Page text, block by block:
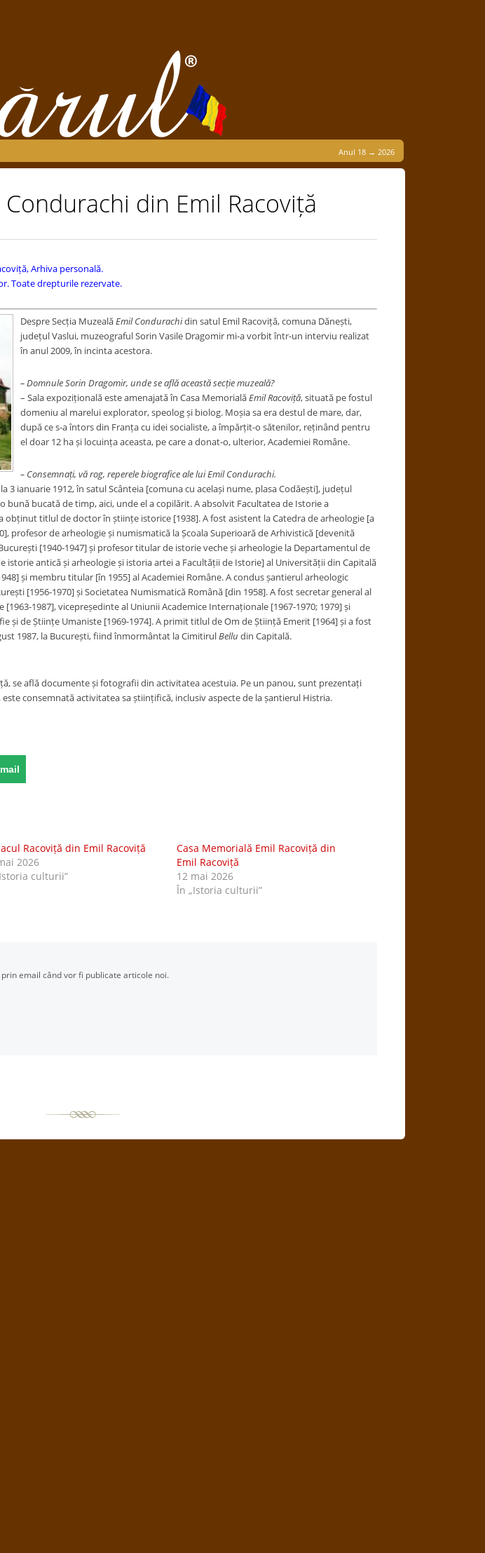
Anul 18 → 2026
din Emil Racoviță
Arhiva personală.
Toate drepturile rezervate.
Despre Secția MuzealăEmil Condurachidin satul Emil Racoviță, comuna Dănești,
județul Vaslui, muzeograful Sorin Vasile Dragomir mi-a vorbit într-un interviu realizat
în anul 2009, în incinta acestora.
– Domnule Sorin Dragomir, unde se află această secție muzeală?
– Sala expozițională este amenajată în Casa MemorialăEmil Racoviță, situată pe fostul
domeniu al marelui explorator, speolog și biolog. Moșia sa era destul de mare, dar,
după ce s-a întors din Franța cu idei socialiste, a împărțit-o sătenilor, reținând pentru
el doar 12 ha și locuința aceasta, pe care a donat-o, ulterior, Academiei Române.
– Consemnați, vă rog, reperele biografice ale lui Emil Condurachi.
3 ianuarie 1912, în satul Scânteia [comuna cu același nume, plasa Codăești], județul
bună bucată de timp, aici, unde el a copilărit.A absolvit Facultatea de Istorie a
obținut titlul de doctor în științe istorice [1938].A fost asistent la Catedra de arheologie [a
profesor de arheologie și numismatică la Școala Superioară de Arhivistică [devenită
[1940-1947] și profesor titular de istorie veche și arheologie la Departamentul de
istorie antică și arheologie și istoria artei a Facultății de Istorie] al Universității din Capitală
și membru titular [în 1955] al Academiei Române. A condusșantierul arheologic
[1956-1970] și Societatea Numismatică Română [din 1958]. A fost secretar general al
1987], vicepreședinte al Uniunii Academice Internaționale [1967-1970; 1979] și
și de Științe Umaniste [1969-1974]. A primit titlul de Om de Știință Emerit [1964] și a fost
1987, la București, fiind înmormântat la CimitirulBellu din Capitală.
se află documente și fotografii din activitatea acestuia. Pe un panou, sunt prezentați
consemnată activitatea sa științifică, inclusiv aspecte de la șantierul Histria.
Racoviță din Emil Racoviță
2026
culturii”
Casa Memorială Emil Racoviță din
Emil Racoviță
12 mai 2026
În „Istoria culturii”
email când vor fi publicate articole noi.